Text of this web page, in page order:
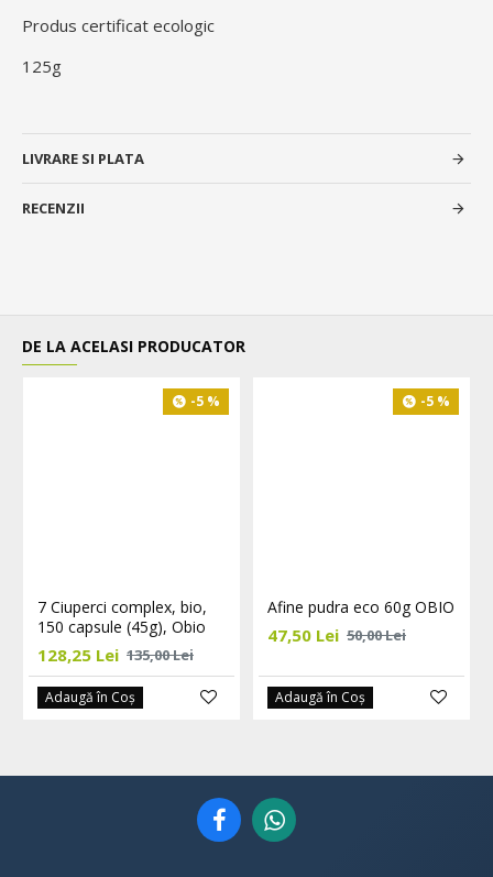
Produs certificat ecologic
125g
LIVRARE SI PLATA
RECENZII
DE LA ACELASI PRODUCATOR
-5 %
7 Ciuperci complex, bio,
150 capsule (45g), Obio
128,25 Lei 135,00 Lei
Adaugă în Coş
-5 %
Afine pudra eco 60g OBIO
47,50 Lei 50,00 Lei
Adaugă în Coş